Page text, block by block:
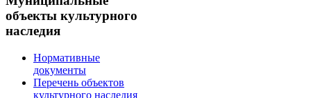
объекты культурного
наследия
Нормативные
документы
Перечень объектов
культурного наследия